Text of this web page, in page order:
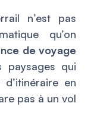
n’est pas
qu’on
de voyage
qui
en
pas à un vol